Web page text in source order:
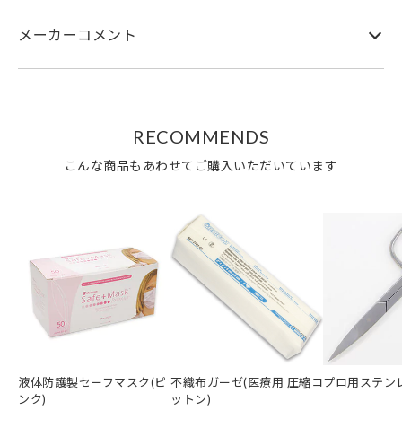
メーカーコメント
RECOMMENDS
こんな商品もあわせてご購入いただいています
液体防護製セーフマスク(ピ
ンク)
不織布ガーゼ(医療用 圧縮コ
ットン)
プロ用ステン